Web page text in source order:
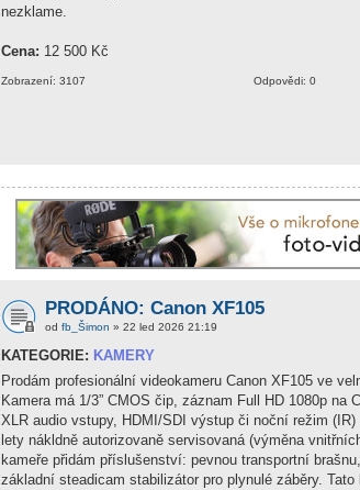
nezklame.
Cena: 12 500 Kč
Odpovědi: 0
Zobrazení: 3107
PRODÁNO: Canon XF105
od fb_Šimon » 22 led 2026 21:19
KATEGORIE: KAMERY
Prodám profesionální videokameru Canon XF105 ve
Kamera má 1/3” CMOS čip, záznam Full HD 1080p
XLR audio vstupy, HDMI/SDI výstup či noční režim
lety nákldně autorizovaně servisovaná (výměna
kameře přidám příslušenství: pevnou transportní
základní steadicam stabilizátor pro plynulé záběry.